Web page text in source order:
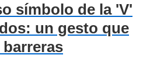
símbolo de la 'V'
un gesto que